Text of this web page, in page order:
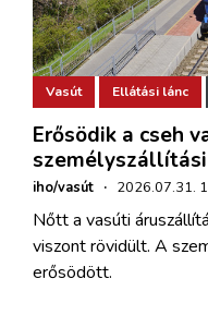
Vasút Ellátási lánc
Erősödik a cseh
iho/vasút · 2026.07.31.
Nőtt a vasúti
viszont rövidült. A
erősödött.